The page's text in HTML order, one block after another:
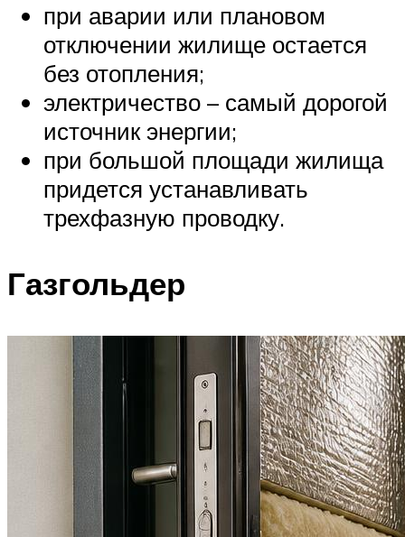
при аварии или плановом
отключении жилище остается
без отопления;
электричество – самый дорогой
источник энергии;
при большой площади жилища
придется устанавливать
трехфазную проводку.
Газгольдер